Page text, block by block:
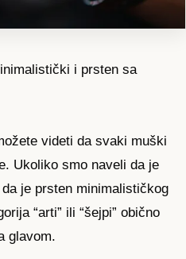
i prsten sa
videti da svaki muški
Ukoliko smo naveli da je
je prsten minimalističkog
“arti” ili “šejpi” obično
glavom.